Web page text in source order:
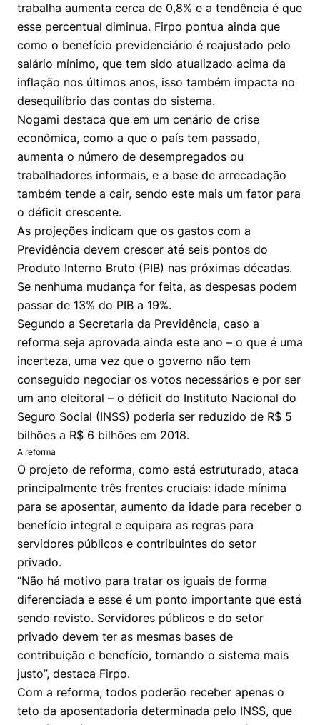
trabalha aumenta cerca de 0,8% e a tendência é que
esse percentual diminua. Firpo pontua ainda que
como o benefício previdenciário é reajustado pelo
salário mínimo, que tem sido atualizado acima da
inflação nos últimos anos, isso também impacta no
desequilíbrio das contas do sistema.
Nogami destaca que em um cenário de crise
econômica, como a que o país tem passado,
aumenta o número de desempregados ou
trabalhadores informais, e a base de arrecadação
também tende a cair, sendo este mais um fator para
o déficit crescente.
As projeções indicam que os gastos com a
Previdência devem crescer até seis pontos do
Produto Interno Bruto (PIB) nas próximas décadas.
Se nenhuma mudança for feita, as despesas podem
passar de 13% do PIB a 19%.
Segundo a Secretaria da Previdência, caso a
reforma seja aprovada ainda este ano – o que é uma
incerteza, uma vez que o governo não tem
conseguido negociar os votos necessários e por ser
um ano eleitoral – o déficit do Instituto Nacional do
Seguro Social (INSS) poderia ser reduzido de R$ 5
bilhões a R$ 6 bilhões em 2018.
A reforma
O projeto de reforma, como está estruturado, ataca
principalmente três frentes cruciais: idade mínima
para se aposentar, aumento da idade para receber o
benefício integral e equipara as regras para
servidores públicos e contribuintes do setor
privado.
“Não há motivo para tratar os iguais de forma
diferenciada e esse é um ponto importante que está
sendo revisto. Servidores públicos e do setor
privado devem ter as mesmas bases de
contribuição e benefício, tornando o sistema mais
justo”, destaca Firpo.
Com a reforma, todos poderão receber apenas o
teto da aposentadoria determinada pelo INSS, que